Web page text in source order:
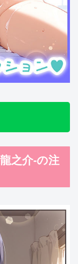
之介-の注